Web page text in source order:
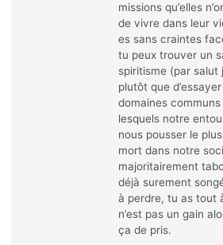
missions qu’elles
de vivre dans leur
es sans craintes
tu peux trouver un
spiritisme (par salut
plutôt que
domaines
lesquels notre
nous pousser le
mort dans notre
majoritairement
déjà surement
à perdre, tu as tout
n’est pas un gain
ça de pris.